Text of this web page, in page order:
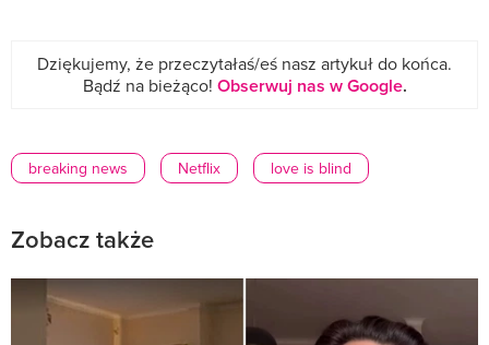
Dziękujemy, że przeczytałaś/eś nasz artykuł do końca.
Bądź na bieżąco! Obserwuj nas w Google.
breaking news Netflix love is blind
Zobacz także